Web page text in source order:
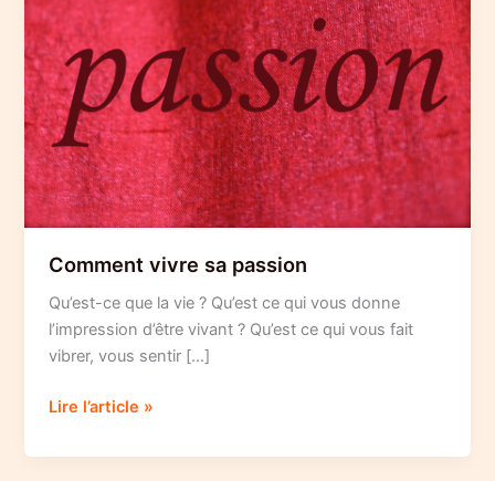
Comment vivre sa passion
Qu’est-ce que la vie ? Qu’est ce qui vous donne
l’impression d’être vivant ? Qu’est ce qui vous fait
vibrer, vous sentir […]
Comment
sa
Lire l’article »